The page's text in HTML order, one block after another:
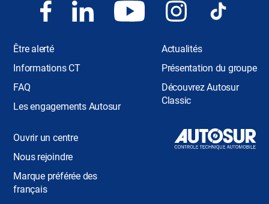
Être alerté
Informations CT
FAQ
Les engagements Autosur
Actualités
Présentation du groupe
Découvrez Autosur
Classic
Ouvrir un centre
Nous rejoindre
Marque préférée des
français